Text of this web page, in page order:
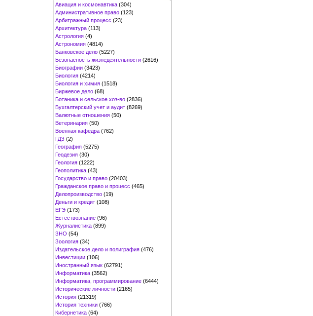
Авиация и космонавтика (304)
Административное право (123)
Арбитражный процесс (23)
Архитектура (113)
Астрология (4)
Астрономия (4814)
Банковское дело (5227)
Безопасность жизнедеятельности (2616)
Биографии (3423)
Биология (4214)
Биология и химия (1518)
Биржевое дело (68)
Ботаника и сельское хоз-во (2836)
Бухгалтерский учет и аудит (8269)
Валютные отношения (50)
Ветеринария (50)
Военная кафедра (762)
ГДЗ (2)
География (5275)
Геодезия (30)
Геология (1222)
Геополитика (43)
Государство и право (20403)
Гражданское право и процесс (465)
Делопроизводство (19)
Деньги и кредит (108)
ЕГЭ (173)
Естествознание (96)
Журналистика (899)
ЗНО (54)
Зоология (34)
Издательское дело и полиграфия (476)
Инвестиции (106)
Иностранный язык (62791)
Информатика (3562)
Информатика, программирование (6444)
Исторические личности (2165)
История (21319)
История техники (766)
Кибернетика (64)